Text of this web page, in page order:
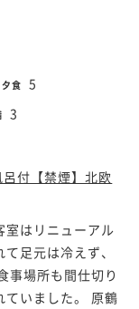
夕食 5
3
付【禁煙】北欧
室はリニューアル
足元は冷えず、
事場所も間仕切り
ていました。 原鶴